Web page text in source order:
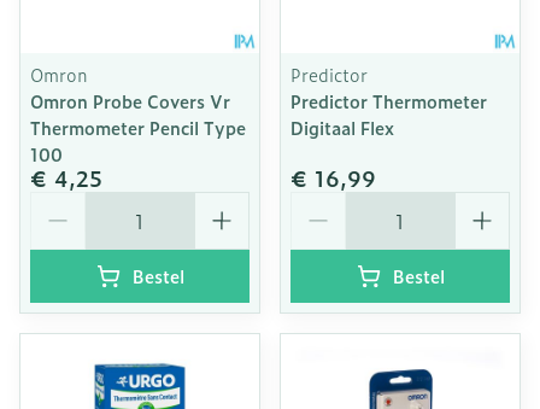
Omron
Omron Probe Covers Vr
Thermometer Pencil Type
100
€ 4,25
Bestel
Predictor
Predictor Thermometer
Digitaal Flex
€ 16,99
Bestel